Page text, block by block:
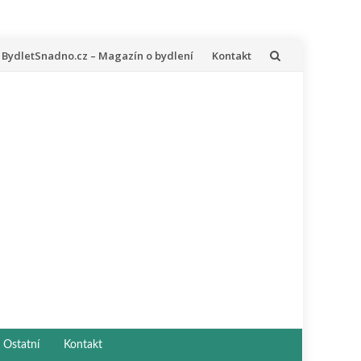
Přeskočit
BydletSnadno.cz – Magazín o bydlení Kontakt
Ostatní Kontakt